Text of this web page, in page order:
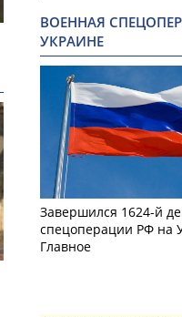
ВОЕННАЯ
УКРАИНЕ
Завершился 1624-й
спецоперации РФ на
Главное